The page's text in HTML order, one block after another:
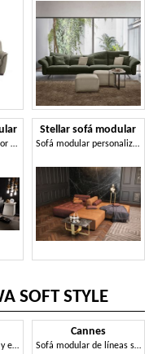
Sofá modular con sabor italiano.
Stellar sofá modular
Sofá modular personalizable
SOFT STYLE
Sofá de línea sinuosa y envolvente
Cannes
Sofá modular de líneas sencillas